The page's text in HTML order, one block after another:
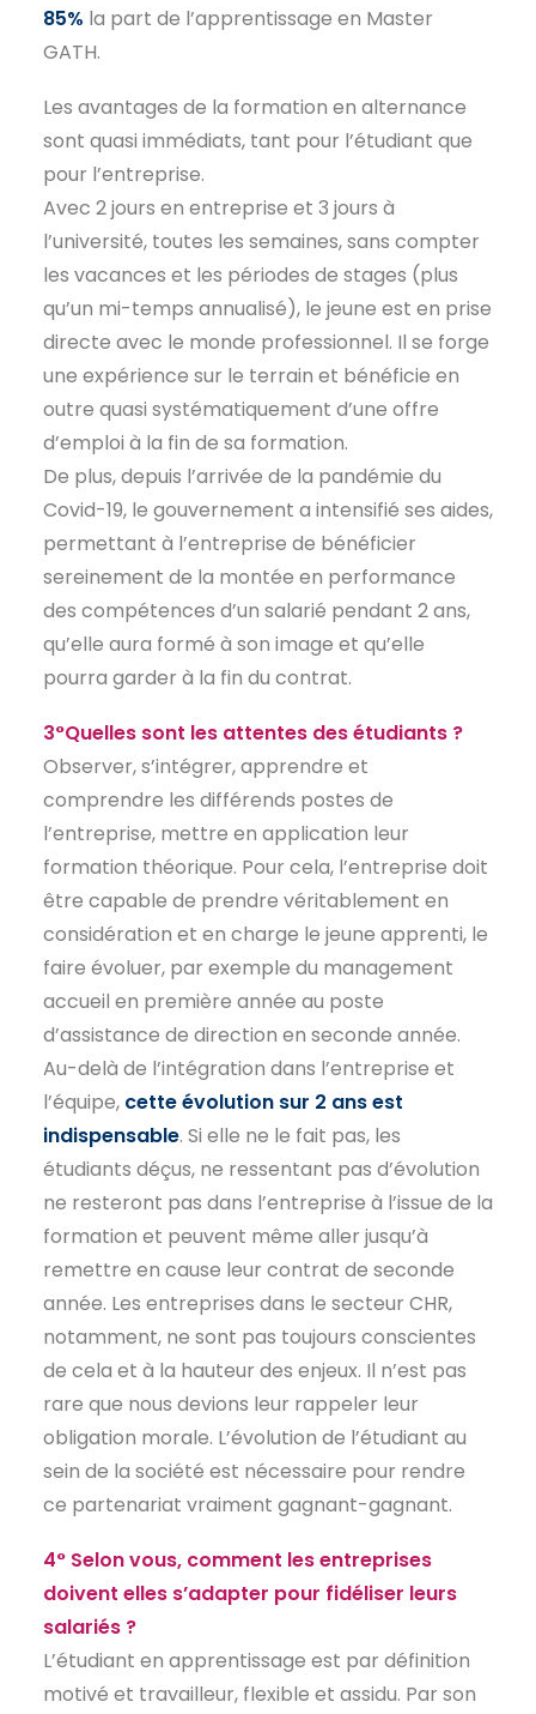
85% la part de l’apprentissage en Master
GATH.
Les avantages de la formation en alternance
sont quasi immédiats, tant pour l’étudiant que
pour l’entreprise.
Avec 2 jours en entreprise et 3 jours à
l’université, toutes les semaines, sans compter
les vacances et les périodes de stages (plus
qu’un mi-temps annualisé), le jeune est en prise
directe avec le monde professionnel. Il se forge
une expérience sur le terrain et bénéficie en
outre quasi systématiquement d’une offre
d’emploi à la fin de sa formation.
De plus, depuis l’arrivée de la pandémie du
Covid-19, le gouvernement a intensifié ses aides,
permettant à l’entreprise de bénéficier
sereinement de la montée en performance
des compétences d’un salarié pendant 2 ans,
qu’elle aura formé à son image et qu’elle
pourra garder à la fin du contrat.
3°Quelles sont les attentes des étudiants ?
Observer, s’intégrer, apprendre et
comprendre les différends postes de
l’entreprise, mettre en application leur
formation théorique. Pour cela, l’entreprise doit
être capable de prendre véritablement en
considération et en charge le jeune apprenti, le
faire évoluer, par exemple du management
accueil en première année au poste
d’assistance de direction en seconde année.
Au-delà de l’intégration dans l’entreprise et
l’équipe, cette évolution sur 2 ans est
indispensable. Si elle ne le fait pas, les
étudiants déçus, ne ressentant pas d’évolution
ne resteront pas dans l’entreprise à l’issue de la
formation et peuvent même aller jusqu’à
remettre en cause leur contrat de seconde
année. Les entreprises dans le secteur CHR,
notamment, ne sont pas toujours conscientes
de cela et à la hauteur des enjeux. Il n’est pas
rare que nous devions leur rappeler leur
obligation morale. L’évolution de l’étudiant au
sein de la société est nécessaire pour rendre
ce partenariat vraiment gagnant-gagnant.
4° Selon vous, comment les entreprises
doivent elles s’adapter pour fidéliser leurs
salariés ?
L’étudiant en apprentissage est par définition
motivé et travailleur, flexible et assidu. Par son